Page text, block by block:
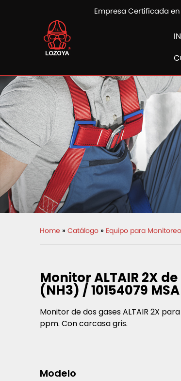
Empresa Certificada en
Home » Catálogo » Equipo para
Monitor ALTAIR 2X
(NH3) / 10154079 MSA
Monitor de dos gases ALTAIR 2X
ppm. Con carcasa gris.
Modelo